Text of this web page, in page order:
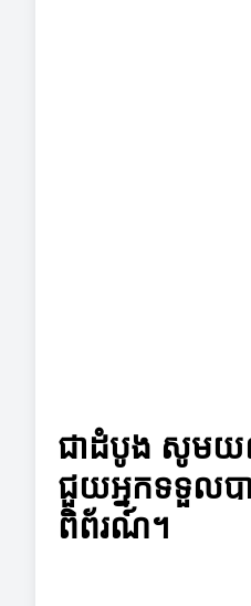
ជាដំបូង សូមយល់
ជួយអ្នកទទួលបា
ពិព័រណ៍។